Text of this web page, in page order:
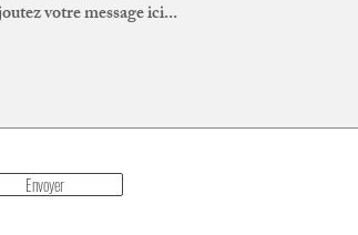
Envoyer